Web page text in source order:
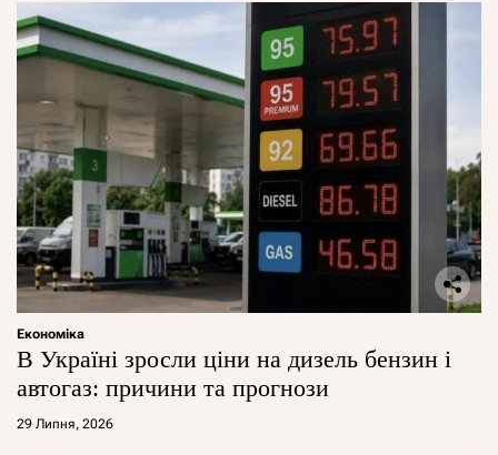
Економіка
В Україні зросли ціни на дизель бензин і
автогаз: причини та прогнози
29 Липня, 2026